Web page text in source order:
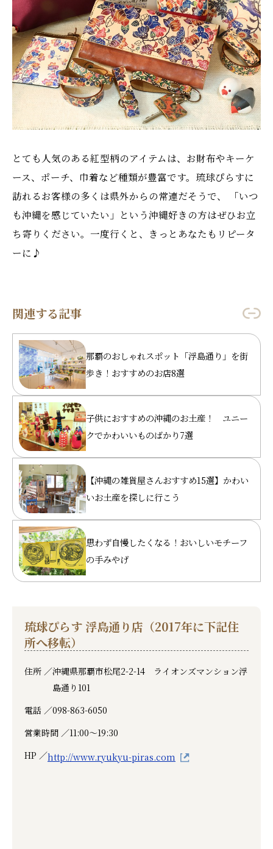
とても人気のある紅型柄のアイテムは、お財布やキーケ
ース、ポーチ、巾着など種類が豊富です。琉球ぴらすに
訪れるお客様の多くは県外からの常連だそうで、 「いつ
も沖縄を感じていたい」という沖縄好きの方はぜひお立
ち寄りください。一度行くと、きっとあなたもリピータ
ーに♪
関連する記事
那覇のおしゃれスポット「浮島通り」を街
歩き！おすすめのお店8選
子供におすすめの沖縄のお土産！ ユニー
クでかわいいものばかり7選
【沖縄の雑貨屋さんおすすめ15選】かわい
いお土産を探しに行こう
思わず自慢したくなる！おいしいモチーフ
の手みやげ
琉球ぴらす 浮島通り店（2017年に下記住
所へ移転）
住所 ／沖縄県那覇市松尾2-2-14 ライオンズマンション浮
島通り101
電話 ／098-863-6050
営業時間 ／11:00～19:30
HP ／http://www.ryukyu-piras.com